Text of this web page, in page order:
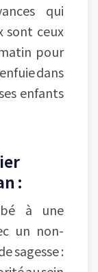
qui
sont ceux
pour
dans
enfants
:
à une
un non-
sagesse :